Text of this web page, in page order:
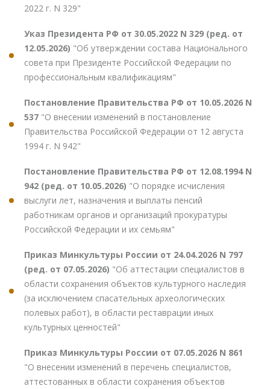
2022 г. N 329"
Указ Президента РФ от 30.05.2022 N 329 (ред. от
12.05.2026) "Об утверждении состава Национального
совета при Президенте Российской Федерации по
профессиональным квалификациям"
Постановление Правительства РФ от 10.05.2026 N
537 "О внесении изменений в постановление
Правительства Российской Федерации от 12 августа
1994 г. N 942"
Постановление Правительства РФ от 12.08.1994 N
942 (ред. от 10.05.2026) "О порядке исчисления
выслуги лет, назначения и выплаты пенсий
работникам органов и организаций прокуратуры
Российской Федерации и их семьям"
Приказ Минкультуры России от 24.04.2026 N 797
(ред. от 07.05.2026) "Об аттестации специалистов в
области сохранения объектов культурного наследия
(за исключением спасательных археологических
полевых работ), в области реставрации иных
культурных ценностей"
Приказ Минкультуры России от 07.05.2026 N 861
"О внесении изменений в перечень специалистов,
аттестованных в области сохранения объектов